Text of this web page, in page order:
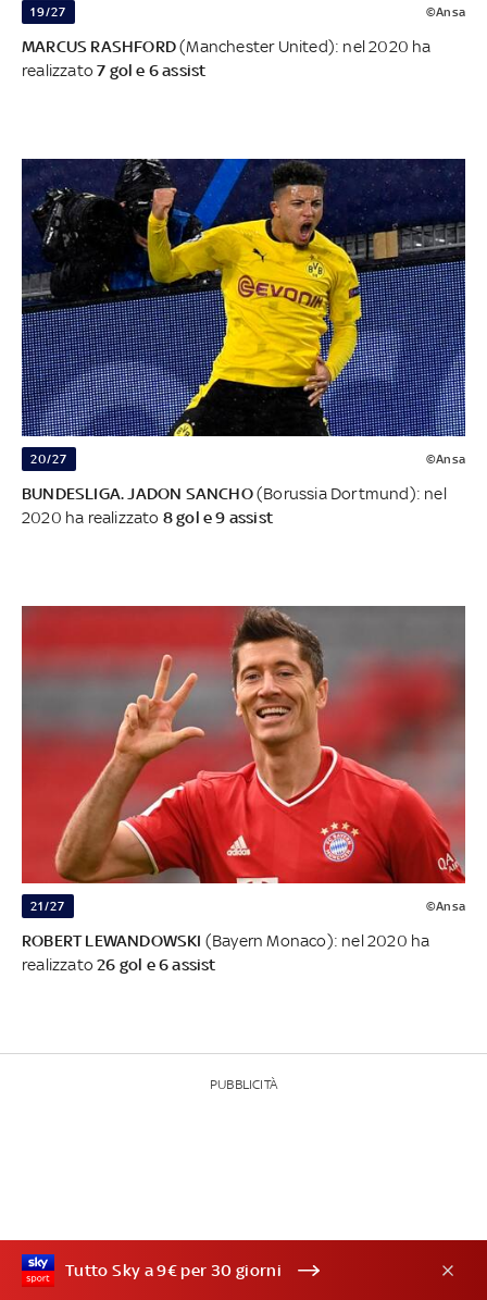
19/27 ©Ansa
MARCUS RASHFORD(Manchester United): nel 2020 ha
realizzato7 gol e 6 assist
20/27 ©Ansa
BUNDESLIGA. JADON SANCHO(Borussia Dortmund): nel
2020 ha realizzato 8 gol e 9 assist
21/27 ©Ansa
ROBERT LEWANDOWSKI (Bayern Monaco): nel 2020 ha
realizzato26 gol e 6 assist
PUBBLICITÀ
Tutto Sky a 9€ per 30 giorni